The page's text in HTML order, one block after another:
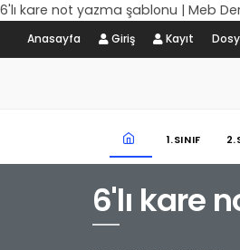
6'lı kare not yazma şablonu | Meb
Anasayfa Giriş Kayıt
1.SINIF
6'lı kare